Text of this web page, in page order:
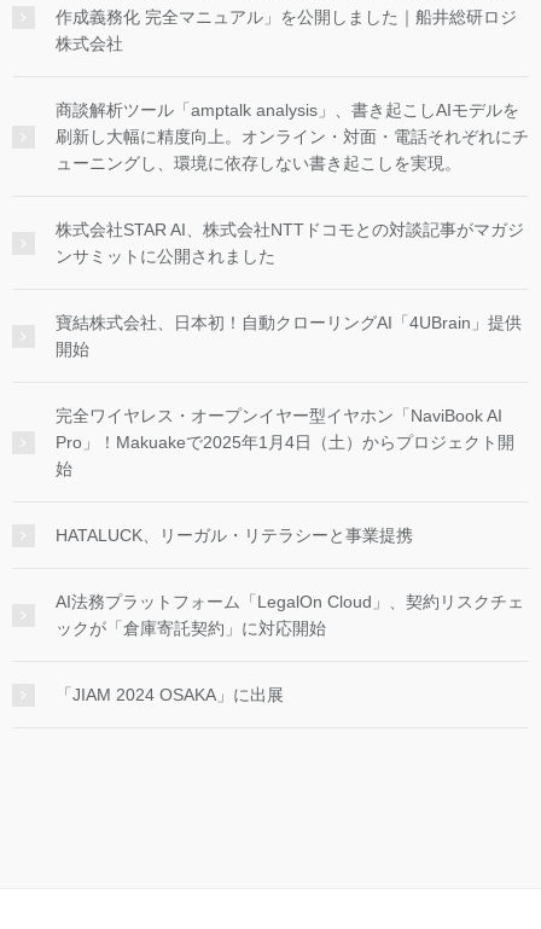
作成義務化 完全マニュアル」を公開しました｜船井総研ロジ
株式会社
商談解析ツール「amptalk analysis」、書き起こしAIモデルを
刷新し大幅に精度向上。オンライン・対面・電話それぞれにチ
ューニングし、環境に依存しない書き起こしを実現。
株式会社STAR AI、株式会社NTTドコモとの対談記事がマガジ
ンサミットに公開されました
寶結株式会社、日本初！自動クローリングAI「4UBrain」提供
開始
完全ワイヤレス・オープンイヤー型イヤホン「NaviBook AI
Pro」！Makuakeで2025年1月4日（土）からプロジェクト開
始
HATALUCK、リーガル・リテラシーと事業提携
AI法務プラットフォーム「LegalOn Cloud」、契約リスクチェ
ックが「倉庫寄託契約」に対応開始
「JIAM 2024 OSAKA」に出展